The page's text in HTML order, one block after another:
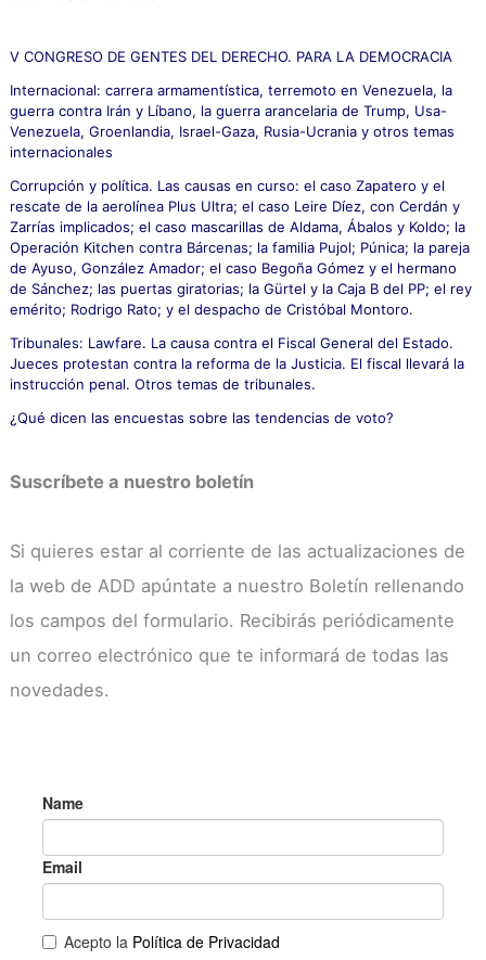
a
p
r
:
V CONGRESO DE GENTES DEL DERECHO. PARA LA DEMOCRACIA
Internacional: carrera armamentística, terremoto en Venezuela, la
guerra contra Irán y Líbano, la guerra arancelaria de Trump, Usa-
Venezuela, Groenlandia, Israel-Gaza, Rusia-Ucrania y otros temas
internacionales
Corrupción y política. Las causas en curso: el caso Zapatero y el
rescate de la aerolínea Plus Ultra; el caso Leire Díez, con Cerdán y
Zarrías implicados; el caso mascarillas de Aldama, Ábalos y Koldo; la
Operación Kitchen contra Bárcenas; la familia Pujol; Púnica; la pareja
de Ayuso, González Amador; el caso Begoña Gómez y el hermano
de Sánchez; las puertas giratorias; la Gürtel y la Caja B del PP; el rey
emérito; Rodrigo Rato; y el despacho de Cristóbal Montoro.
Tribunales: Lawfare. La causa contra el Fiscal General del Estado.
Jueces protestan contra la reforma de la Justicia. El fiscal llevará la
instrucción penal. Otros temas de tribunales.
¿Qué dicen las encuestas sobre las tendencias de voto?
Suscríbete a nuestro boletín
Si quieres estar al corriente de las actualizaciones de
la web de ADD apúntate a nuestro Boletín rellenando
los campos del formulario. Recibirás periódicamente
un correo electrónico que te informará de todas las
novedades.